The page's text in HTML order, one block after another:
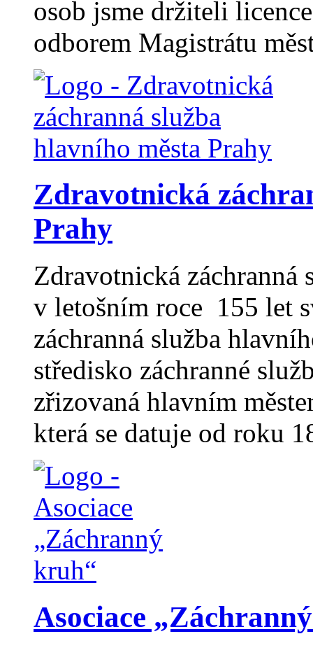
osob jsme držiteli
odborem Magistrátu
Zdravotnická
Prahy
Zdravotnická záchranná
v letošním roce 155 let
záchranná služba
středisko záchranné
zřizovaná hlavním
která se datuje od roku
Asociace